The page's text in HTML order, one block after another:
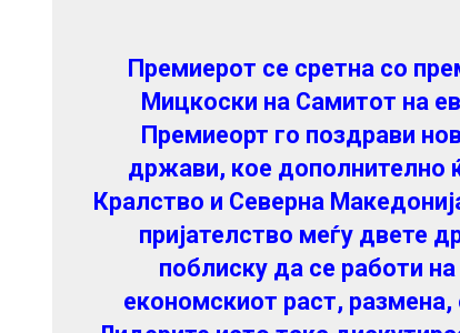
Премиерот се сретна со
Мицкоски на Самитот на
Премиеорт го поздрави
држави, кое дополнително
Кралство и Северна
пријателство меѓу двете
поблиску да се работи
економскиот раст,